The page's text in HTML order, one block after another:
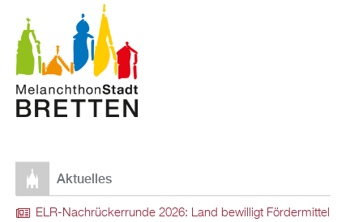
Aktuelles
ELR-Nachrückerrunde 2026: Land bewilligt Fördermittel